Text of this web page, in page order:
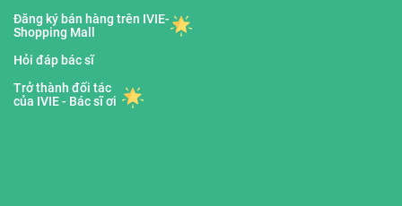
Đăng ký bán hàng trên IVIE-
Shopping Mall
Hỏi đáp bác sĩ
Trở thành đối tác
của IVIE - Bác sĩ ơi